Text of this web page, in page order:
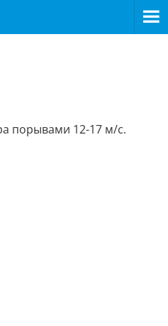
порывами 12-17 м/с.